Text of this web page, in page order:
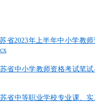
省2023年上半年中小学教
省中小学教师资格考试笔
省中等职业学校专业课、